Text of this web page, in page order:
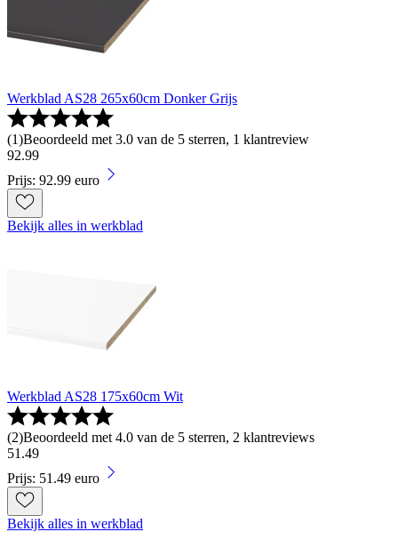
Werkblad AS28 265x60cm Donker Grijs
(1)Beoordeeld met 3.0 van de 5 sterren, 1 klantreview
92.99
Prijs: 92.99 euro
Bekijk alles in werkblad
Werkblad AS28 175x60cm Wit
(2)Beoordeeld met 4.0 van de 5 sterren, 2 klantreviews
51.49
Prijs: 51.49 euro
Bekijk alles in werkblad